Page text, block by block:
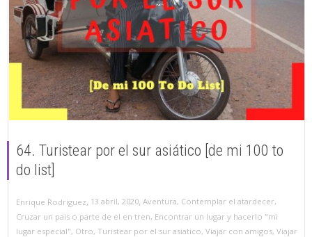
64. Turistear por el sur asiático [de mi 100 to
do list]
Enrique Rodriguez, 13 abril, 2020, Aventura, Contemplar el atardecer,
Cruzar un pais o parte de el en tren, Encontrar un lugar y hacerlo "mi
lugar especial", Otro, Turistear por el sur asiatico, Viajar con amigos, Viajar